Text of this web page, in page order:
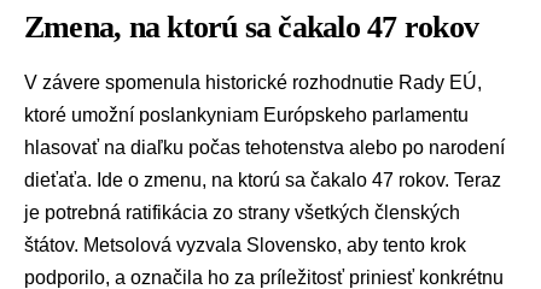
Zmena, na ktorú sa čakalo 47 rokov
V závere spomenula historické rozhodnutie Rady EÚ,
ktoré umožní poslankyniam Európskeho parlamentu
hlasovať na diaľku počas tehotenstva alebo po narodení
dieťaťa. Ide o zmenu, na ktorú sa čakalo 47 rokov. Teraz
je potrebná ratifikácia zo strany všetkých členských
štátov. Metsolová vyzvala Slovensko, aby tento krok
podporilo, a označila ho za príležitosť priniesť konkrétnu